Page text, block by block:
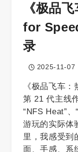
《极品
for
录
2025-11-07
《极品飞车
第 21 代主线
“NFS Heat”
游玩的实际体
里，我感受到
面、手感、